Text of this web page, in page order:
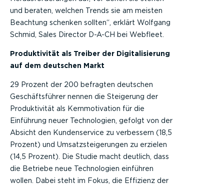
und beraten, welchen Trends sie am meisten
Beachtung schenken sollten“, erklärt Wolfgang
Schmid, Sales Director D-A-CH bei Webfleet.
Produktivität als Treiber der Digitalisierung
auf dem deutschen Markt
29 Prozent der 200 befragten deutschen
Geschäftsführer nennen die Steigerung der
Produktivität als Kernmotivation für die
Einführung neuer Technologien, gefolgt von der
Absicht den Kundenservice zu verbessern (18,5
Prozent) und Umsatzsteigerungen zu erzielen
(14,5 Prozent). Die Studie macht deutlich, dass
die Betriebe neue Technologien einführen
wollen. Dabei steht im Fokus, die Effizienz der